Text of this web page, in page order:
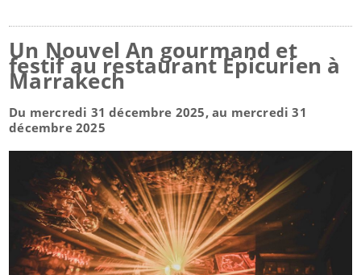
Un Nouvel An gourmand et
festif au restaurant Epicurien à
Marrakech
Du mercredi 31 décembre 2025, au mercredi 31
décembre 2025